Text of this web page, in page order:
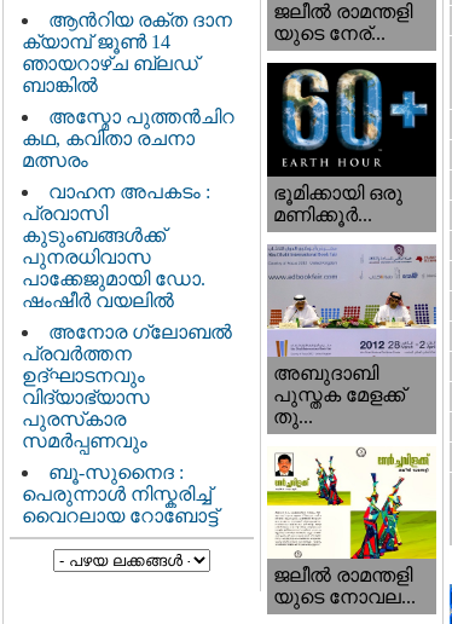
ആൻറിയ രക്ത ദാന
ക്യാമ്പ് ജൂൺ 14
ഞായറാഴ്ച ബ്ലഡ്
ബാങ്കിൽ
അസ്മോ പുത്തൻചിറ
കഥ, കവിതാ രചനാ
മത്സരം
വാഹന അപകടം :
പ്രവാസി
കുടുംബങ്ങൾക്ക്
പുനരധിവാസ
പാക്കേജുമായി ഡോ.
ഷംഷീർ വയലിൽ
അനോര ഗ്ലോബൽ
പ്രവർത്തന
ഉദ്ഘാടനവും
വിദ്യാഭ്യാസ
പുരസ്‌കാര
സമർപ്പണവും
ബൂ-സുനൈദ :
പെരുന്നാൾ നിസ്കരിച്ച്
വൈറലായ റോബോട്ട്
ജലീല്‍ രാമന്തളി
യുടെ നേര്...
ഭൂമിക്കായി ഒരു
മണിക്കൂര്‍...
അബുദാബി
പുസ്തക മേളക്ക്
തു...
ജലീല്‍ രാമന്തളി
യുടെ നോവല...